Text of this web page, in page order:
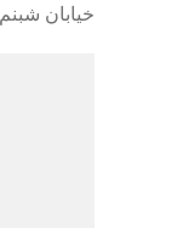
خیابان شبنم ۱۱- پلاک ۲۷۸